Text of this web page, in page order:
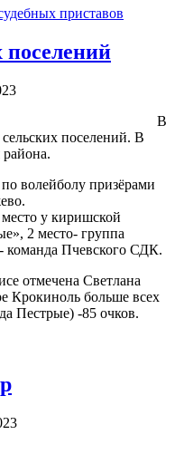
приставов
поселений
В
сельских поселений. В
волейболу призёрами
у киришской
2 место- группа
команда Пчевского СДК.
отмечена Светлана
Крокиноль больше всех
Пестрые) -85 очков.